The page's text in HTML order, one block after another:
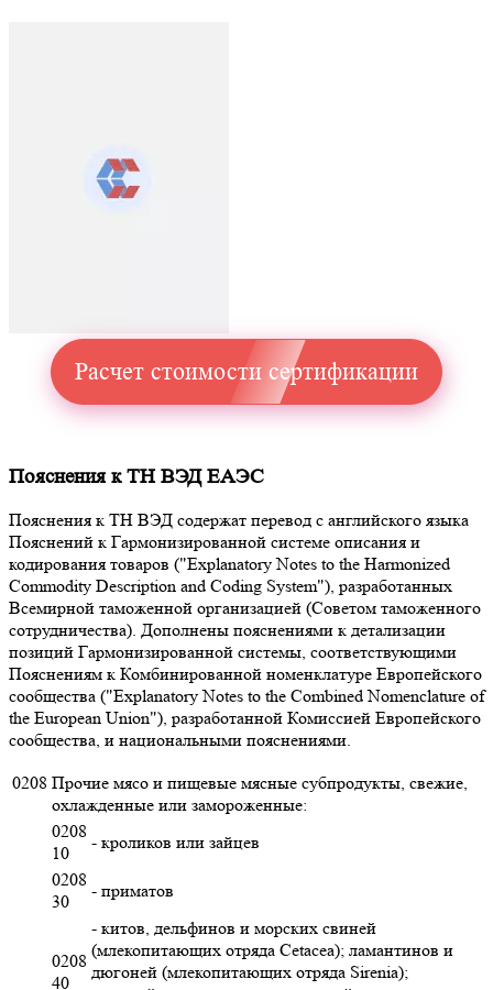
Расчет стоимости сертификации
Пояснения к ТН ВЭД ЕАЭС
Пояснения к ТН ВЭД содержат перевод с английского языка
Пояснений к Гармонизированной системе описания и
кодирования товаров ("Explanatory Notes to the Harmonized
Commodity Description and Coding System"), разработанных
Всемирной таможенной организацией (Советом таможенного
сотрудничества). Дополнены пояснениями к детализации
позиций Гармонизированной системы, соответствующими
Пояснениям к Комбинированной номенклатуре Европейского
сообщества ("Explanatory Notes to the Combined Nomenclature of
the European Union"), разработанной Комиссией Европейского
сообщества, и национальными пояснениями.
0208 Прочие мясо и пищевые мясные субпродукты, свежие,
охлажденные или замороженные:
0208
10
- кроликов или зайцев
0208
30
- приматов
0208
40
- китов, дельфинов и морских свиней
(млекопитающих отряда Cetacea); ламантинов и
дюгоней (млекопитающих отряда Sirenia);